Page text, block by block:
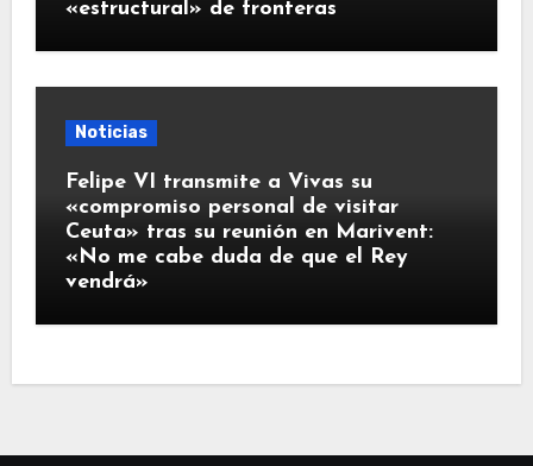
«estructural» de fronteras
Noticias
Felipe VI transmite a Vivas su
«compromiso personal de visitar
Ceuta» tras su reunión en Marivent:
«No me cabe duda de que el Rey
vendrá»